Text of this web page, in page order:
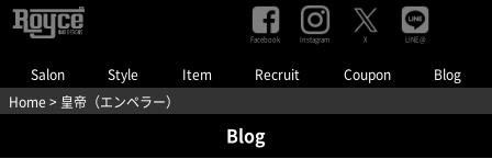
Salon Style Item Recruit Coupon Blog
Facebook Instagram X LINE@
Home > 皇帝（エンペラー）
Blog